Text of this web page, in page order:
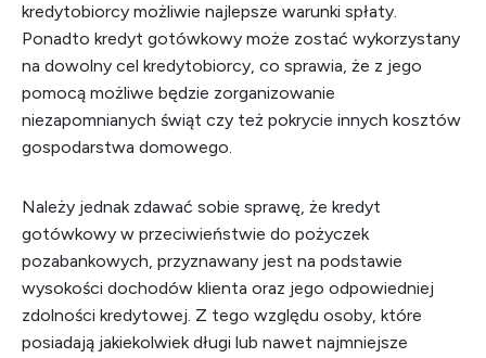
kredytobiorcy możliwie najlepsze warunki spłaty.
Ponadto kredyt gotówkowy może zostać wykorzystany
na dowolny cel kredytobiorcy, co sprawia, że z jego
pomocą możliwe będzie zorganizowanie
niezapomnianych świąt czy też pokrycie innych kosztów
gospodarstwa domowego.
Należy jednak zdawać sobie sprawę, że kredyt
gotówkowy w przeciwieństwie do pożyczek
pozabankowych, przyznawany jest na podstawie
wysokości dochodów klienta oraz jego odpowiedniej
zdolności kredytowej. Z tego względu osoby, które
posiadają jakiekolwiek długi lub nawet najmniejsze